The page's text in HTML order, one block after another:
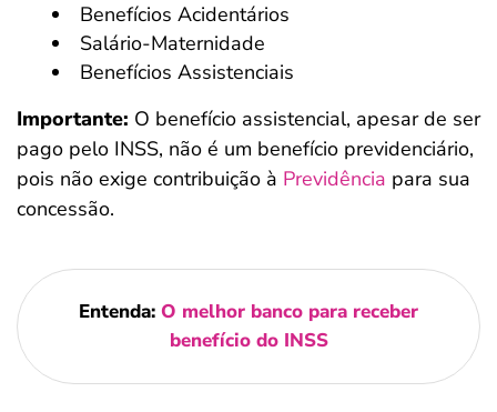
Benefícios Acidentários
Salário-Maternidade
Benefícios Assistenciais
Importante: O benefício assistencial, apesar de ser
pago pelo INSS, não é um benefício previdenciário,
pois não exige contribuição à Previdência para sua
concessão.
Entenda: O melhor banco para receber
benefício do INSS